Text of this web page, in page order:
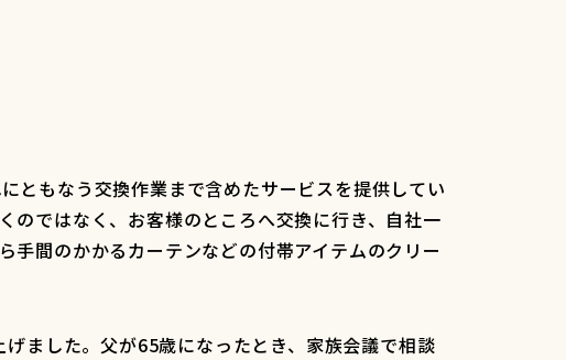
ともなう交換作業まで含めたサービスを提供してい
のではなく、お客様のところへ交換に行き、自社一
手間のかかるカーテンなどの付帯アイテムのクリー
ました。父が65歳になったとき、家族会議で相談